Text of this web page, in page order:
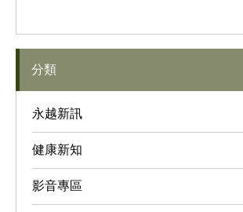
分類
永越新訊
健康新知
影音專區